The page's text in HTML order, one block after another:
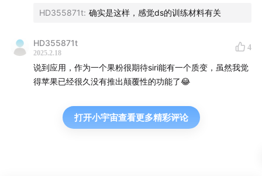
约束下的最优解**。尽管未实现底层理论突破，但工程优化
应用。技术发展的“渐进性”与“颠覆性”本就并存，而
DeepSeek的选择反映了中国AI行业在算力、数据、人才等
约束下的务实策略。
HD355871t: 确实是这样，感觉ds的训练材料有关
HD355871t
2025.2.18
4
说到应用，作为一个果粉很期待siri能有一个质变，虽然我觉
得苹果已经很久没有推出颠覆性的功能了😂
打开小宇宙查看更多精彩评论